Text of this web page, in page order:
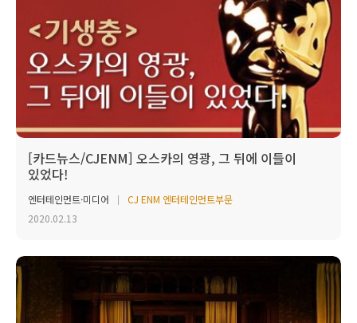
[카드뉴스/CJENM] 오스카의 영광, 그 뒤에 이들이
있었다!
엔터테인먼트·미디어
CJ ENM 엔터테인먼트부문
2020.02.13